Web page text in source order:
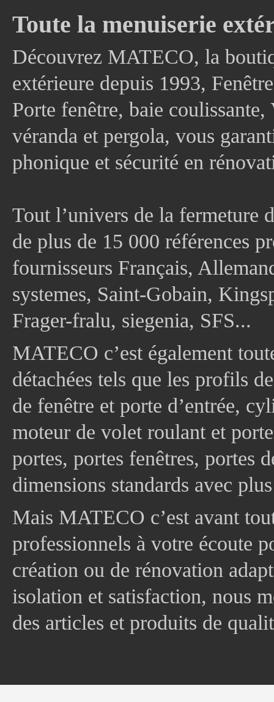
Toute la menuiserie
Découvrez MATECO, la
extérieure depuis 1993,
Porte fenêtre, baie
véranda et pergola, vous
phonique et sécurité en
Tout l’univers de la fermeture
de plus de 15 000 références
fournisseurs Français,
systemes, Saint-Gobain,
Frager-fralu, siegenia, SFS...
MATECO c’est également
détachées tels que les profils
de fenêtre et porte d’entrée,
moteur de volet roulant et
portes, portes fenêtres, portes
dimensions standards avec
Mais MATECO c’est avant
professionnels à votre écoute
création ou de rénovation
isolation et satisfaction, nous
des articles et produits de